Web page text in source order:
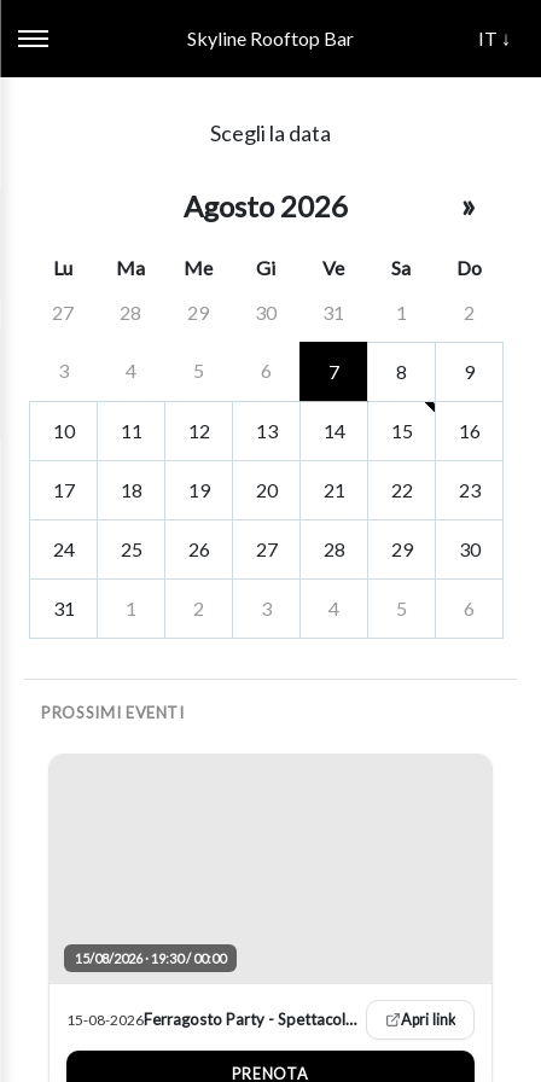
Skyline Rooftop Bar IT ↓
Scegli la data
Agosto 2026 »
Lu Ma Me Gi Ve Sa
Do
27
28 29 30 31 1 2
3 4 5 6 7 8 9
10 11 12 13 14 15 16
17 18 19 20 21 22 23
24 25 26 27 28 29 30
31 1 2 3 4 5 6
PROSSIMI EVENTI
15/08/2026 · 19:30 / 00:00
15-08-2026 Ferragosto Party - Spettacolo Fuochi Apri link
PRENOTA